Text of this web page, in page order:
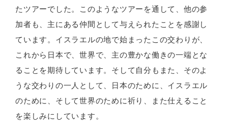
たツアーでした。このようなツアーを通して、他の参
加者も、主にある仲間として与えられたことを感謝し
ています。イスラエルの地で始まったこの交わりが、
これから日本で、世界で、主の豊かな働きの一端とな
ることを期待しています。そして自分もまた、そのよ
うな交わりの一人として、日本のために、イスラエル
のために、そして世界のために祈り、また仕えること
を楽しみにしています。